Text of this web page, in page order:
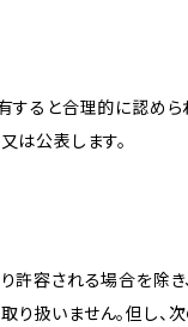
すると合理的に認め
は公表します。
許容される場合を除き
扱いません。但し、